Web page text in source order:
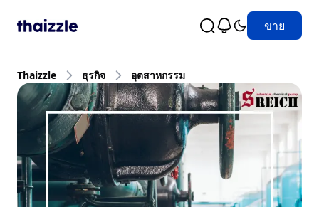
ขาย
Thaizzle ธุรกิจ อุตสาหกรรม